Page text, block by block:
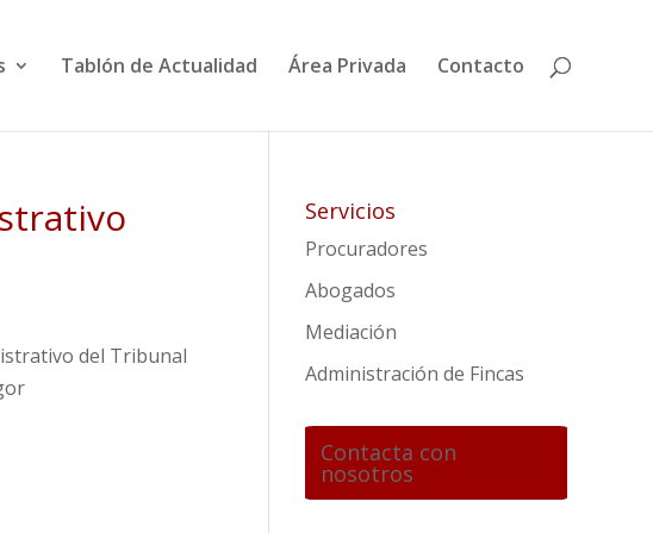
Tablón de Actualidad Área Privada Contacto
del Tribunal
Servicios
Procuradores
Abogados
Mediación
Administración de Fincas
Contacta con
nosotros